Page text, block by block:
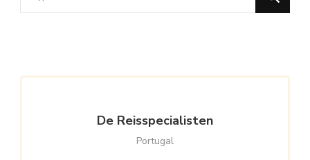
for
De Reisspecialisten
Portugal